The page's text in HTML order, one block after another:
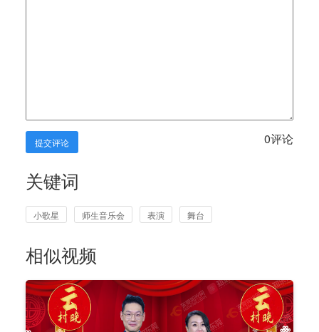
提交评论 0评论
关键词
小歌星 师生音乐会 表演 舞台
相似视频